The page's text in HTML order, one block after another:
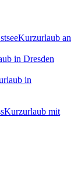
Kurzurlaub an
in Dresden
in
Kurzurlaub mit